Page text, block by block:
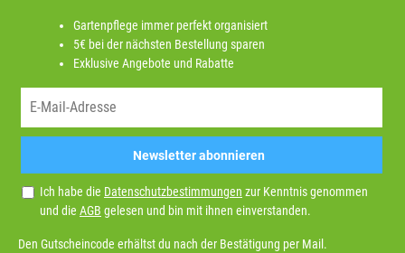
Gartenpflege immer perfekt organisiert
5€ bei der nächsten Bestellung sparen
Exklusive Angebote und Rabatte
Newsletter abonnieren
Ich habe die Datenschutzbestimmungen zur Kenntnis genommen
und die AGB gelesen und bin mit ihnen einverstanden.
Den Gutscheincode erhältst du nach der Bestätigung per Mail.